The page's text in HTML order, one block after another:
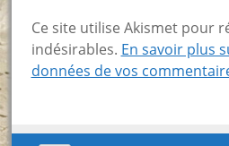
Ce site utilise Akismet pour
indésirables. En savoir plus
données de vos